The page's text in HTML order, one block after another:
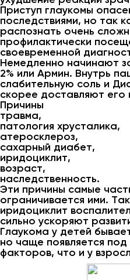
Приступ глаукомы
последствиями, но так
распознать очень
профилактически
своевременной
Немедленно начинают
2% или Армин. Внутрь
слабительную соль и
скорее доставляют его
Причины
травма,
патология хрусталика,
атеросклероз,
сахарный диабет,
иридоциклит,
возраст,
наследственность.
Эти причины самые
ограничивается ими.
иридоциклит
сильно ускоряют
Глаукома у детей
но чаще появляется под
факторов, что и у